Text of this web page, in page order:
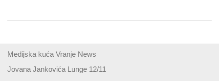
Medijska kuća Vranje News
Jovana Jankovića Lunge 12/11